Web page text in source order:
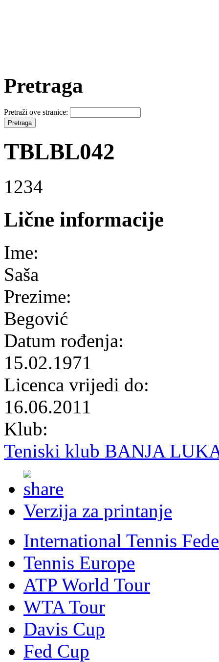
Pretraga
Pretraži ove stranice:
TBLBL042
1234
Lične informacije
Ime:
Saša
Prezime:
Begović
Datum rođenja:
15.02.1971
Licenca vrijedi do:
16.06.2011
Klub:
Teniski klub BANJA
Verzija za printanje
International Tennis
Tennis Europe
ATP World Tour
WTA Tour
Davis Cup
Fed Cup